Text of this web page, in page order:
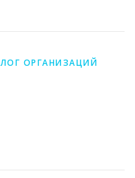
ОРГАНИЗАЦИЙ